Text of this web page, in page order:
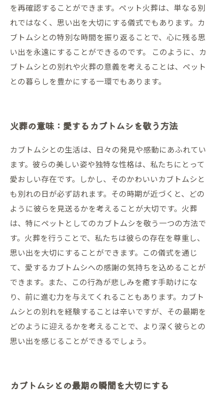
を再確認することができます。ペット火葬は、単なる別
れではなく、思い出を大切にする儀式でもあります。カ
ブトムシとの特別な時間を振り返ることで、心に残る思
い出を永遠にすることができるのです。 このように、カ
ブトムシとの別れや火葬の意義を考えることは、ペット
との暮らしを豊かにする一環でもあります。
火葬の意味：愛するカブトムシを敬う方法
カブトムシとの生活は、日々の発見や感動にあふれてい
ます。彼らの美しい姿や独特な性格は、私たちにとって
愛おしい存在です。しかし、そのかわいいカブトムシと
も別れの日が必ず訪れます。その時期が近づくと、どの
ように彼らを見送るかを考えることが大切です。火葬
は、特にペットとしてのカブトムシを敬う一つの方法で
す。火葬を行うことで、私たちは彼らの存在を尊重し、
思い出を大切にすることができます。この儀式を通じ
て、愛するカブトムシへの感謝の気持ちを込めることが
できます。また、この行為が悲しみを癒す手助けにな
り、前に進む力を与えてくれることもあります。カブト
ムシとの別れを経験することは辛いですが、その最期を
どのように迎えるかを考えることで、より深く彼らとの
思い出を感じることができるでしょう。
カブトムシとの最期の瞬間を大切にする